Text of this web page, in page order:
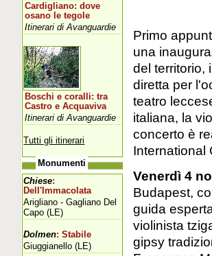
Primo
una
del territorio,
diretta per
teatro
italiana, la
concerto è
International
Venerdì 4
Budapest,
guida
violinista
gipsy
Cardigliano: dove
osano le tegole
Itinerari di Avanguardie
Boschi e coralli: tra
Castro e Acquaviva
Itinerari di Avanguardie
Tutti gli itinerari
Monumenti
Chiese:
Dell'Immacolata
Arigliano - Gagliano Del
Capo (LE)
Dolmen: Stabile
Giuggianello (LE)